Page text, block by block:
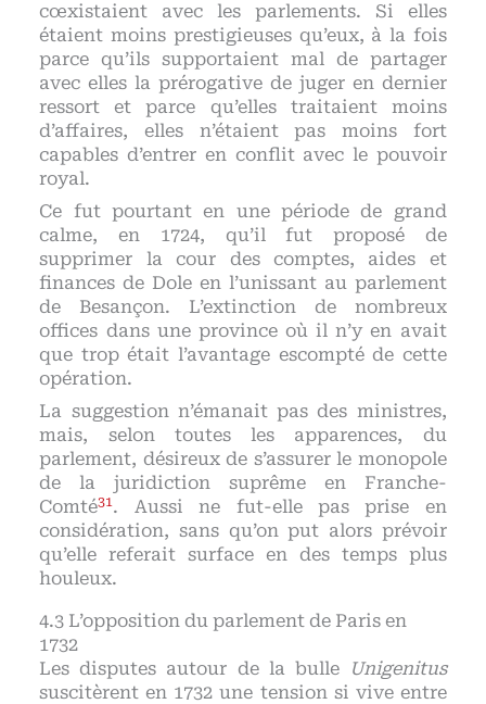
cœxistaient avec les parlements. Si elles
étaient moins prestigieuses qu’eux, à la fois
parce qu’ils supportaient mal de partager
avec elles la prérogative de juger en dernier
ressort et parce qu’elles traitaient moins
d’affaires, elles n’étaient pas moins fort
capables d’entrer en conflit avec le pouvoir
royal.
Ce fut pourtant en une période de grand
calme, en 1724, qu’il fut proposé de
supprimer la cour des comptes, aides et
finances de Dole en l’unissant au parlement
de Besançon. L’extinction de nombreux
offices dans une province où il n’y en avait
que trop était l’avantage escompté de cette
opération.
La suggestion n’émanait pas des ministres,
mais, selon toutes les apparences, du
parlement, désireux de s’assurer le monopole
de la juridiction suprême en Franche-
Comté31. Aussi ne fut-elle pas prise en
considération, sans qu’on put alors prévoir
qu’elle referait surface en des temps plus
houleux.
L’opposition du parlement de Paris en
1732
Les disputes autour de la bulle
Unigenitus
suscitèrent en 1732 une tension si vive entre